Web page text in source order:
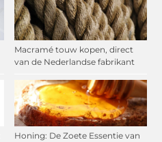
Macramé touw kopen, direct
van de Nederlandse fabrikant
Honing: De Zoete Essentie van